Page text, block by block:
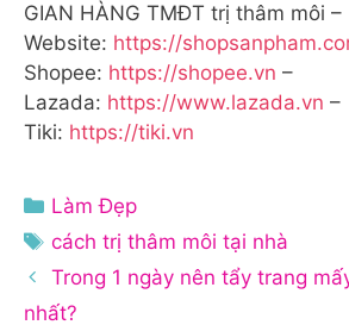
GIAN HÀNG TMĐT trị thâm môi –
Website: https://
Shopee: https://shopee.vn –
Lazada: https://www.lazada.vn –
Tiki: https://tiki.vn
Danh
mục
Làm Đẹp
Thẻ
cách trị thâm môi tại nhà
Trong 1 ngày nên tẩy trang
nhất?